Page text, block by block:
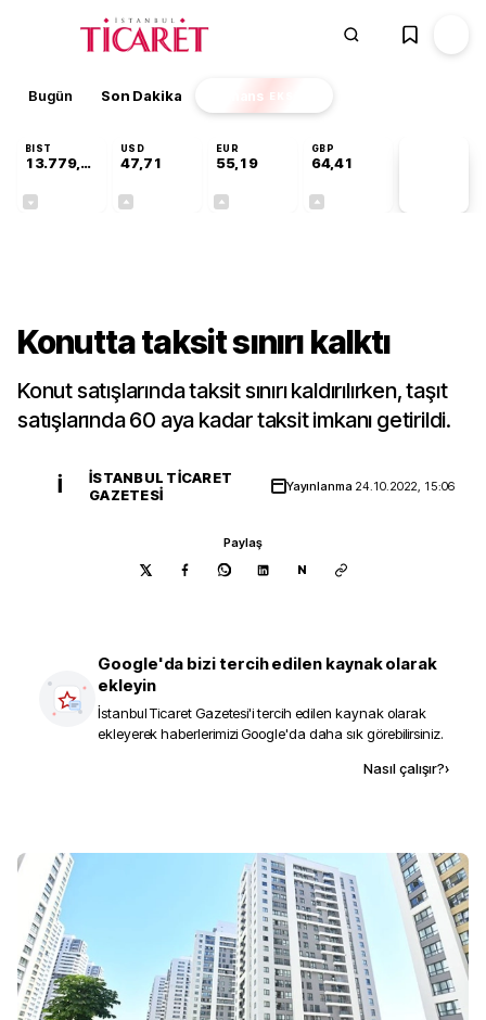
Bugün Son Dakika Finans EKSTRA
BIST
13.779,39
USD
47,71
EUR
55,19
GBP
64,41
Konutta taksit sınırı kalktı
Konut satışlarında taksit sınırı kaldırılırken, taşıt
satışlarında 60 aya kadar taksit imkanı getirildi.
İ
İSTANBUL TICARET
GAZETESI
Yayınlanma 24.10.2022, 15:06
Paylaş
N
Google'da bizi tercih edilen kaynak olarak
ekleyin
İstanbul Ticaret Gazetesi'i tercih edilen kaynak olarak
ekleyerek haberlerimizi Google'da daha sık görebilirsiniz.
Nasıl çalışır?›